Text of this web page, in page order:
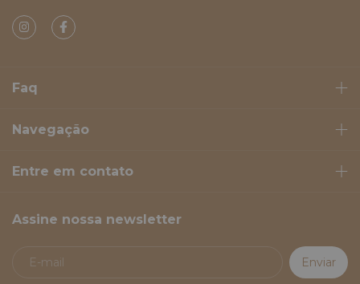
Faq
Navegação
Entre em contato
Assine nossa newsletter